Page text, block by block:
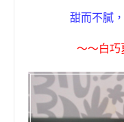
甜而不膩
〜〜白巧